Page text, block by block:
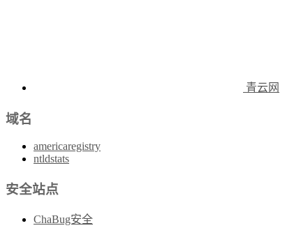
青云网
域名
americaregistry
ntldstats
安全站点
ChaBug安全